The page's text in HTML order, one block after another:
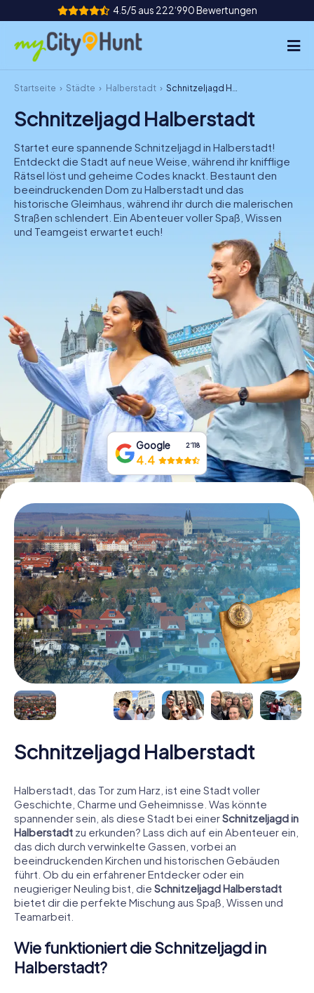
4.5/5 aus 222‘990 Bewertungen
So funktioniert's
Städte
Touren
Teamevent
Tickets
DE
IE
NL
Tickets buchen
Gutscheine bestellen
Startseite Städte Halberstadt Schnitzeljagd Halberstadt
Schnitzeljagd Halberstadt
Startet eure spannende Schnitzeljagd in Halberstadt!
Entdeckt die Stadt auf neue Weise, während ihr knifflige
Rätsel löst und geheime Codes knackt. Bestaunt den
beeindruckenden Dom zu Halberstadt und das
historische Gleimhaus, während ihr durch die malerischen
Straßen schlendert. Ein Abenteuer voller Spaß, Wissen
und Teamgeist erwartet euch!
Google 2‘118
4.4
Schnitzeljagd Halberstadt
Halberstadt, das Tor zum Harz, ist eine Stadt voller
Geschichte, Charme und Geheimnisse. Was könnte
spannender sein, als diese Stadt bei einerSchnitzeljagd in
Halberstadt zu erkunden? Lass dich auf ein Abenteuer ein,
das dich durch verwinkelte Gassen, vorbei an
beeindruckenden Kirchen und historischen Gebäuden
führt. Ob du ein erfahrener Entdecker oder ein
neugieriger Neuling bist, die Schnitzeljagd Halberstadt
bietet dir die perfekte Mischung aus Spaß, Wissen und
Teamarbeit.
Wie funktioniert die Schnitzeljagd in
Halberstadt?